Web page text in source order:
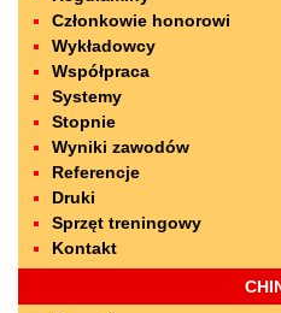
Członkowie honorowi
Wykładowcy
Współpraca
Systemy
Stopnie
Wyniki zawodów
Referencje
Druki
Sprzęt treningowy
Kontakt